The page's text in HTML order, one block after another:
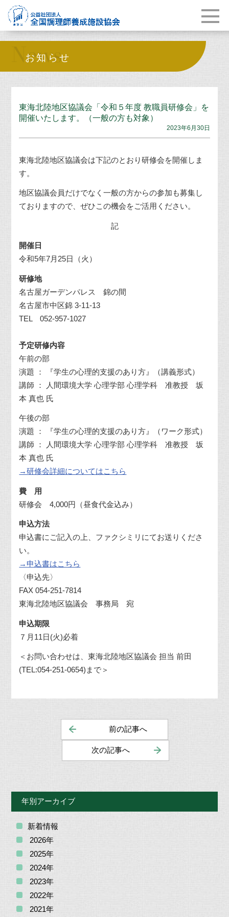
News
お知らせ
東海北陸地区協議会「令和５年度 教職員研修会」を
開催いたします。（一般の方も対象）
2023年6月30日
東海北陸地区協議会は下記のとおり研修会を開催しま
す。
地区協議会員だけでなく一般の方からの参加も募集し
ておりますので、ぜひこの機会をご活用ください。
記
開催日
令和5年7月25日（火）
研修地
名古屋ガーデンパレス 錦の間
名古屋市中区錦 3-11-13
TEL 052-957-1027
予定研修内容
午前の部
演題 ： 『学生の心理的支援のあり方』（講義形式）
講師 ： 人間環境大学 心理学部 心理学科 准教授 坂
本 真也 氏
午後の部
演題 ： 『学生の心理的支援のあり方』（ワーク形式）
講師 ： 人間環境大学 心理学部 心理学科 准教授 坂
本 真也 氏
→研修会詳細についてはこちら
費 用
研修会4,000円（昼食代金込み）
申込方法
申込書にご記入の上、ファクシミリにてお送りくださ
い。
→申込書はこちら
〈申込先〉
FAX 054-251-7814
東海北陸地区協議会 事務局 宛
申込期限
７月 11 日 (火)必着
＜お問い合わせは、東海北陸地区協議会 担当 前田
(TEL:054-251-0654) まで＞
前の記事へ
次の記事へ
年別アーカイブ
新着情報
2026年
2025年
2024年
2023年
2022年
2021年